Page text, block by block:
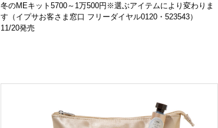
冬のMEキット5700～1万500円※選ぶアイテムにより変わりま
す（イプサお客さま窓口 フリーダイヤル0120・523543）
11/20発売